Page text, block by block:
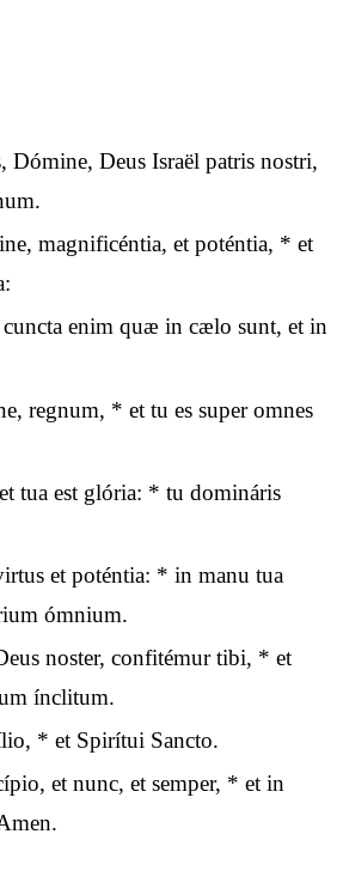
Dómine, Deus Israël patris nostri,
magnificéntia, et poténtia, * et
enim quæ in cælo sunt, et in
regnum, * et tu es super omnes
tua est glória: * tu domináris
et poténtia: * in manu tua
ómnium.
noster, confitémur tibi, * et
ínclitum.
* et Spirítui Sancto.
et nunc, et semper, * et in